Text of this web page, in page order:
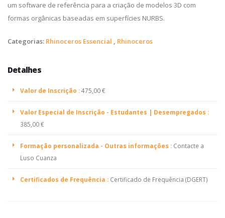
um software de referência para a criação de modelos 3D com
formas orgânicas baseadas em superfícies NURBS.
Categorias: Rhinoceros Essencial , Rhinoceros
Detalhes
Valor de Inscrição :475,00 €
Valor Especial de Inscrição - Estudantes | Desempregados :
385,00 €
Formação personalizada - Outras informações : Contacte a
Luso Cuanza
Certificados de Frequência : Certificado de Frequência (DGERT)